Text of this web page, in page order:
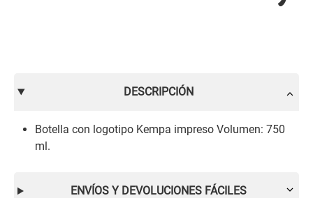
DESCRIPCIÓN
Botella con logotipo Kempa impreso Volumen: 750
ml.
ENVÍOS Y DEVOLUCIONES FÁCILES